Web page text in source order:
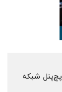
شبکه